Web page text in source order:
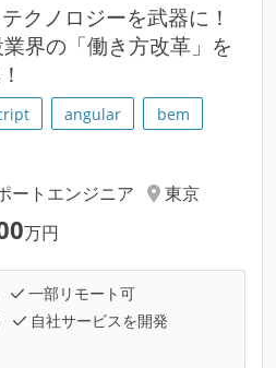
クノロジーを武器に！
界の「働き方改革」を
angular
bem
ートエンジニア
東京
万円
一部リモート可
自社サービスを開発